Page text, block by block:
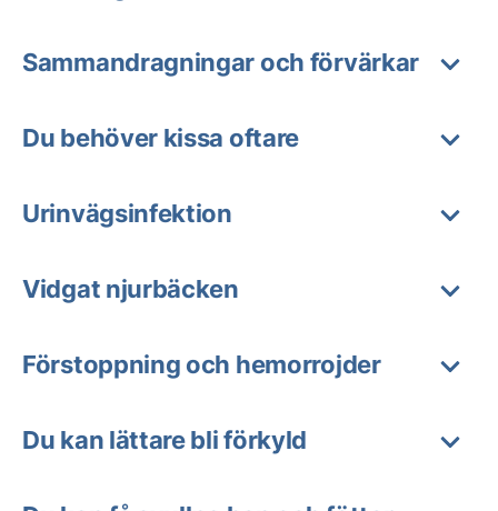
Sammandragningar och förvärkar
Du behöver kissa oftare
Urinvägsinfektion
Vidgat njurbäcken
Förstoppning och hemorrojder
Du kan lättare bli förkyld